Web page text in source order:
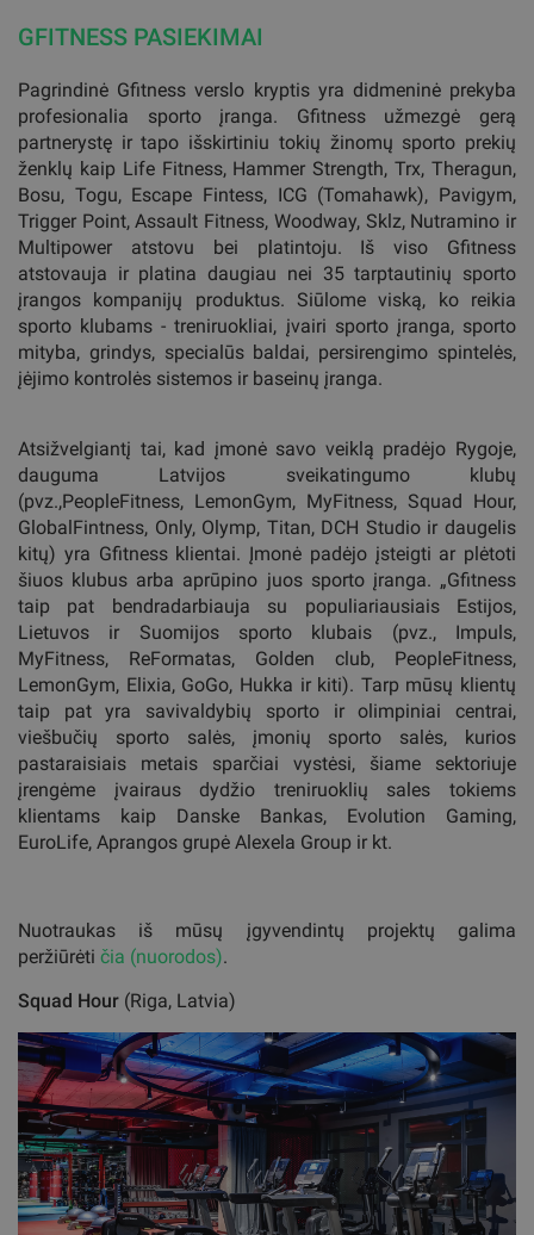
GFITNESS PASIEKIMAI
Pagrindinė Gfitness verslo kryptis yra didmeninė prekyba
profesionalia sporto įranga. Gfitness užmezgė gerą
partnerystę ir tapo išskirtiniu tokių žinomų sporto prekių
ženklų kaip Life Fitness, Hammer Strength, Trx, Theragun,
Bosu, Togu, Escape Fintess, ICG (Tomahawk), Pavigym,
Trigger Point, Assault Fitness, Woodway, Sklz, Nutramino ir
Multipower atstovu bei platintoju. Iš viso Gfitness
atstovauja ir platina daugiau nei 35 tarptautinių sporto
įrangos kompanijų produktus. Siūlome viską, ko reikia
sporto klubams - treniruokliai, įvairi sporto įranga, sporto
mityba, grindys, specialūs baldai, persirengimo spintelės,
įėjimo kontrolės sistemos ir baseinų įranga.
Atsižvelgiantį tai, kad įmonė savo veiklą pradėjo Rygoje,
dauguma Latvijos sveikatingumo klubų
(pvz.,PeopleFitness, LemonGym, MyFitness, Squad Hour,
GlobalFintness, Only, Olymp, Titan, DCH Studio ir daugelis
kitų) yra Gfitness klientai. Įmonė padėjo įsteigti ar plėtoti
šiuos klubus arba aprūpino juos sporto įranga. „Gfitness
taip pat bendradarbiauja su populiariausiais Estijos,
Lietuvos ir Suomijos sporto klubais (pvz., Impuls,
MyFitness, ReFormatas, Golden club, PeopleFitness,
LemonGym, Elixia, GoGo, Hukka ir kiti). Tarp mūsų klientų
taip pat yra savivaldybių sporto ir olimpiniai centrai,
viešbučių sporto salės, įmonių sporto salės, kurios
pastaraisiais metais sparčiai vystėsi, šiame sektoriuje
įrengėme įvairaus dydžio treniruoklių sales tokiems
klientams kaip Danske Bankas, Evolution Gaming,
EuroLife, Aprangos grupė Alexela Group ir kt.
Nuotraukas iš mūsų įgyvendintų projektų galima
peržiūrėti čia (nuorodos).
Squad Hour (Riga, Latvia)